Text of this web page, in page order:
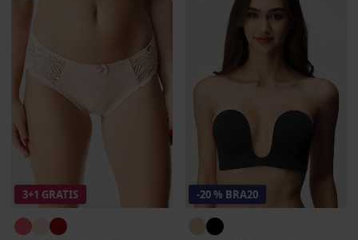
3+1 GRATIS -20 % BRA20